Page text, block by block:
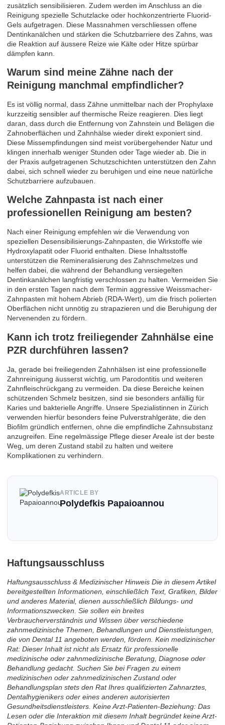
zusätzlich sensibilisieren. Zudem werden im Anschluss an die
Reinigung spezielle Schutzlacke oder hochkonzentrierte Fluorid-
Gels aufgetragen. Diese Massnahmen verschliessen offene
Dentinkanälchen und stärken die Schutzbarriere des Zahns, was
die Reaktion auf äussere Reize wie Kälte oder Hitze spürbar
dämpfen kann.
Warum sind meine Zähne nach der
Reinigung manchmal empfindlicher?
Es ist völlig normal, dass Zähne unmittelbar nach der Prophylaxe
kurzzeitig sensibler auf thermische Reize reagieren. Dies liegt
daran, dass durch die Entfernung von Zahnstein und Belägen die
Zahnoberflächen und Zahnhälse wieder direkt exponiert sind.
Diese Missempfindungen sind meist vorübergehender Natur und
klingen innerhalb weniger Stunden oder Tage wieder ab. Die in
der Praxis aufgetragenen Schutzschichten unterstützen den Zahn
dabei, sich schnell wieder zu beruhigen und eine neue natürliche
Schutzbarriere aufzubauen.
Welche Zahnpasta ist nach einer
professionellen Reinigung am besten?
Nach einer Reinigung empfehlen wir die Verwendung von
speziellen Desensibilisierungs-Zahnpasten, die Wirkstoffe wie
Hydroxylapatit oder Fluorid enthalten. Diese Inhaltsstoffe
unterstützen die Remineralisierung des Zahnschmelzes und
helfen dabei, die während der Behandlung versiegelten
Dentinkanälchen langfristig verschlossen zu halten. Vermeiden Sie
in den ersten Tagen nach dem Termin aggressive Weissmacher-
Zahnpasten mit hohem Abrieb (RDA-Wert), um die frisch polierten
Oberflächen nicht unnötig zu strapazieren und die Beruhigung der
Nervenenden zu fördern.
Kann ich trotz freiliegender Zahnhälse eine
PZR durchführen lassen?
Ja, gerade bei freiliegenden Zahnhälsen ist eine professionelle
Zahnreinigung äusserst wichtig, um Parodontitis und weiteren
Zahnfleischrückgang zu vermeiden. Da diese Bereiche keinen
schützenden Schmelz besitzen, sind sie besonders anfällig für
Karies und bakterielle Angriffe. Unsere Spezialistinnen in Zürich
verwenden hierfür besonders feine Pulverstrahlgeräte, die den
Biofilm gründlich entfernen, ohne die empfindliche Zahnsubstanz
anzugreifen. Eine regelmässige Pflege dieser Areale ist der beste
Weg, um deren Zustand stabil zu halten und weitere
Komplikationen zu verhindern.
ARTICLE BY
Polydefkis Papaioannou
Haftungsausschluss
Haftungsausschluss & Medizinischer Hinweis Die in diesem Artikel
bereitgestellten Informationen, einschließlich Text, Grafiken, Bilder
und anderes Material, dienen ausschließlich Bildungs- und
Informationszwecken. Sie sollen ein breites
Verbraucherverständnis und Wissen über verschiedene
zahnmedizinische Themen, Behandlungen und Dienstleistungen,
die von Dental 11 angeboten werden, fördern. Kein medizinischer
Rat: Dieser Inhalt ist nicht als Ersatz für professionelle
medizinische oder zahnmedizinische Beratung, Diagnose oder
Behandlung gedacht. Suchen Sie bei Fragen zu einem
medizinischen oder zahnmedizinischen Zustand oder
Behandlungsplan stets den Rat Ihres qualifizierten Zahnarztes,
Dentalhygienikers oder eines anderen autorisierten
Gesundheitsdienstleisters. Keine Arzt-Patienten-Beziehung: Das
Lesen oder die Interaktion mit diesem Inhalt begründet keine Arzt-